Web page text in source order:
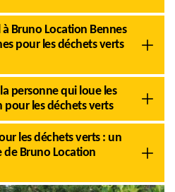
Bruno Location Bennes
pour les déchets verts
personne qui loue les
pour les déchets verts
les déchets verts : un
Bruno Location